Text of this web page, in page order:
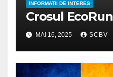
INFORMATII DE INTERES
Crosul EcoRun
MAI 16, 2025 SCBV